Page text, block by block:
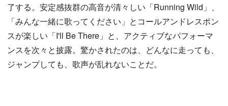
了する。安定感抜群の高音が清々しい「Running Wild」、
「みんな一緒に歌ってください」とコールアンドレスポン
スが楽しい「I'll Be There」と、アクティブなパフォーマ
ンスを次々と披露。驚かされたのは、どんなに走っても、
ジャンプしても、歌声が乱れないことだ。